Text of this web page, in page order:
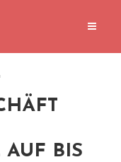
AUF BIS